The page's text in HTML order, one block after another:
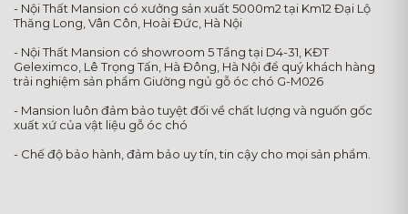
- Nội Thất Mansion có xưởng sản xuất 5000m2 tại Km12 Đại Lộ
Thăng Long, Vân Côn, Hoài Đức, Hà Nội
- Nội Thất Mansion có showroom 5 Tầng tại D4-31, KĐT
Geleximco, Lê Trọng Tấn, Hà Đông, Hà Nội để quý khách hàng
trải nghiệm sản phẩm Giường ngủ gỗ óc chó G-M026
- Mansion luôn đảm bảo tuyệt đối về chất lượng và nguốn gốc
xuất xứ của vật liệu gỗ óc chó
- Chế độ bảo hành, đảm bảo uy tín, tin cậy cho mọi sản phẩm.